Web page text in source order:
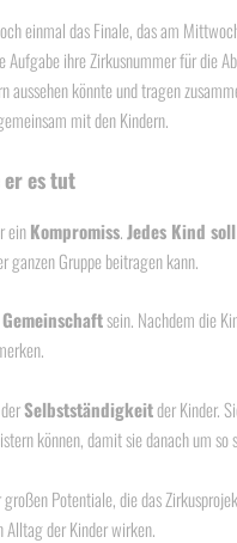
einmal das Finale, das am
Aufgabe ihre Zirkusnummer für die
könnte und tragen
mit den Kindern.
es tut
einKompromiss.Jedes Kind
ganzen Gruppe beitragen kann.
sein. Nachdem die
Selbstständigkeitder Kinder.
können, damit sie danach um so
Potentiale, die das
Alltag der Kinder wirken.